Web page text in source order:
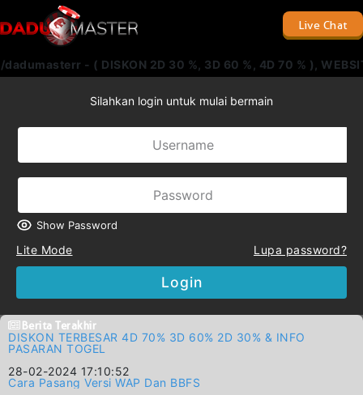
Live Chat
- ( DISKON 2D 30 %, 3D 60 %, 4D 70 % ),
Silahkan login untuk mulai bermain
Show Password
Lite Mode Lupa password?
Login
Berita Terakhir
DISKON TERBESAR 4D 70% 3D 60% 2D 30% & INFO
PASARAN TOGEL
28-02-2024 17:10:52
Cara Pasang Versi WAP Dan BBFS